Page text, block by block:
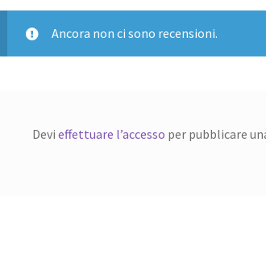
Ancora non ci sono recensioni.
Devieffettuare l’accesso per pubblicare